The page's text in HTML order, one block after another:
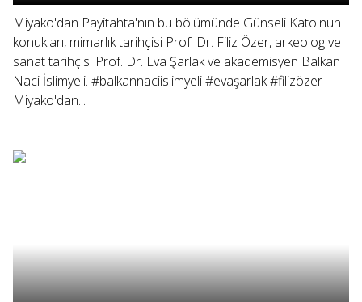
Miyako'dan Payitahta'nın bu bölümünde Günseli Kato'nun
konukları, mimarlık tarihçisi Prof. Dr. Filiz Özer, arkeolog ve
sanat tarihçisi Prof. Dr. Eva Şarlak ve akademisyen Balkan
Naci İslimyeli. #balkannaciislimyeli #evaşarlak #filizözer
Miyako'dan...